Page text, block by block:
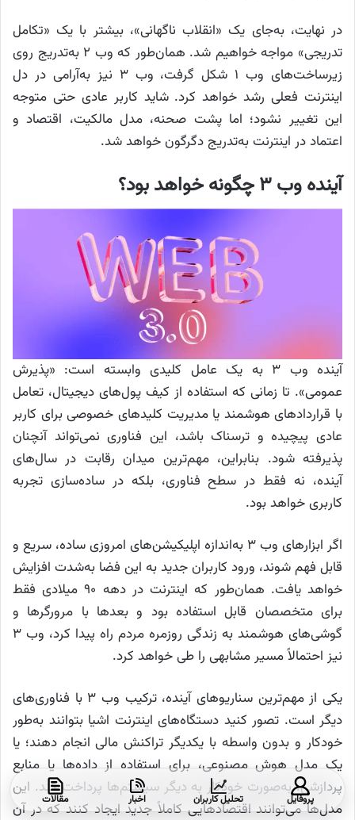
در نهایت، به‌جای یک «انقلاب ناگهانی»، بیشتر با یک «تکامل
تدریجی» مواجه خواهیم شد. همان‌طور که وب ۲ به‌تدریج روی
زیرساخت‌های وب ۱ شکل گرفت، وب ۳ نیز به‌آرامی در دل
اینترنت فعلی رشد خواهد کرد. شاید کاربر عادی حتی متوجه
این تغییر نشود؛ اما پشت صحنه، مدل مالکیت، اقتصاد و
اعتماد در اینترنت به‌تدریج دگرگون خواهد شد.
آینده وب ۳ چگونه خواهد بود؟
آینده وب ۳ به یک عامل کلیدی وابسته است: «پذیرش
عمومی». تا زمانی که استفاده از کیف پول‌های دیجیتال، تعامل
با قراردادهای هوشمند یا مدیریت کلیدهای خصوصی برای کاربر
عادی پیچیده و ترسناک باشد، این فناوری نمی‌تواند آنچنان
پذیرفته شود. بنابراین، مهم‌ترین میدان رقابت در سال‌های
آینده، نه فقط در سطح فناوری، بلکه در ساده‌سازی تجربه
کاربری خواهد بود.
اگر ابزارهای وب ۳ به‌اندازه اپلیکیشن‌های امروزی ساده، سریع و
قابل فهم شوند، ورود کاربران جدید به این فضا به‌شدت افزایش
خواهد یافت. همان‌طور که اینترنت در دهه ۹۰ میلادی فقط
برای متخصصان قابل استفاده بود و بعدها با مرورگرها و
گوشی‌های هوشمند به زندگی روزمره مردم راه پیدا کرد، وب ۳
نیز احتمالاً مسیر مشابهی را طی خواهد کرد.
یکی از مهم‌ترین سناریوهای آینده، ترکیب وب ۳ با فناوری‌های
دیگر است. تصور کنید دستگاه‌های اینترنت اشیا بتوانند به‌طور
خودکار و بدون واسطه با یکدیگر تراکنش مالی انجام دهند؛ یا
یک مدل هوش مصنوعی، برای استفاده از داده‌ها یا منابع
پردازشی، به‌صورت خودکار به دیگر سیستم‌ها پرداخت کند. این
مدل‌ها می‌توانند اقتصادهایی کاملاً جدید ایجاد کنند که در آن
پروفایل تحلیل کاربران اخبار مقالات